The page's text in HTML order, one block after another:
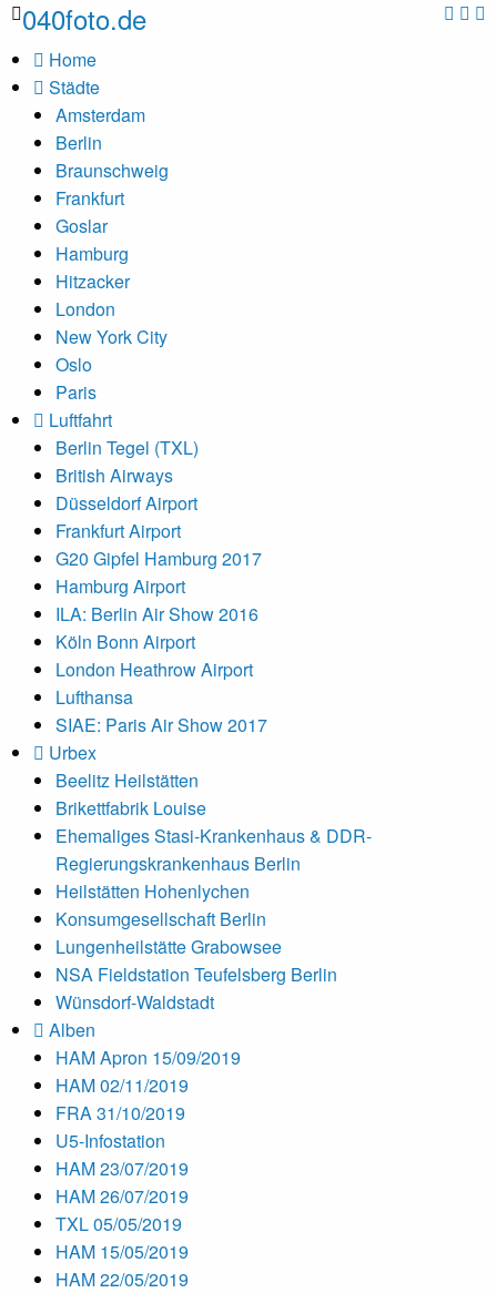
040foto.de
Home
Städte
Amsterdam
Berlin
Braunschweig
Frankfurt
Goslar
Hamburg
Hitzacker
London
New York City
Oslo
Paris
Luftfahrt
Berlin Tegel (TXL)
British Airways
Düsseldorf Airport
Frankfurt Airport
G20 Gipfel Hamburg 2017
Hamburg Airport
ILA: Berlin Air Show 2016
Köln Bonn Airport
London Heathrow Airport
Lufthansa
SIAE: Paris Air Show 2017
Urbex
Beelitz Heilstätten
Brikettfabrik Louise
Ehemaliges Stasi-Krankenhaus & DDR-
Regierungskrankenhaus Berlin
Heilstätten Hohenlychen
Konsumgesellschaft Berlin
Lungenheilstätte Grabowsee
NSA Fieldstation Teufelsberg Berlin
Wünsdorf-Waldstadt
Alben
HAM Apron 15/09/2019
HAM 02/11/2019
FRA 31/10/2019
U5-Infostation
HAM 23/07/2019
HAM 26/07/2019
TXL 05/05/2019
HAM 15/05/2019
HAM 22/05/2019